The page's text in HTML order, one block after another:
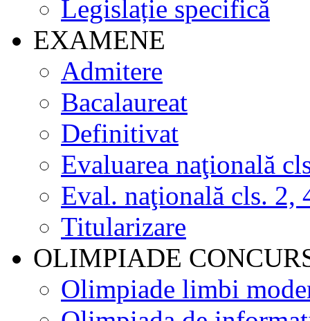
Legislație specifică
EXAMENE
Admitere
Bacalaureat
Definitivat
Evaluarea naţională
Eval. naţională cls. 2,
Titularizare
OLIMPIADE
Olimpiade limbi